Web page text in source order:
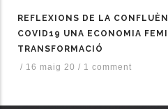
REFLEXIONS DE LA
COVID19 UNA ECONOMIA
TRANSFORMACIÓ
/ 16 maig 20 / 1 comment